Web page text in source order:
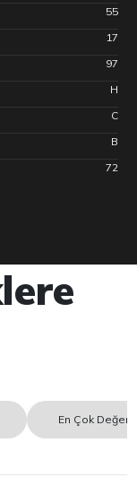
55
17
97
H
C
B
72
En Çok